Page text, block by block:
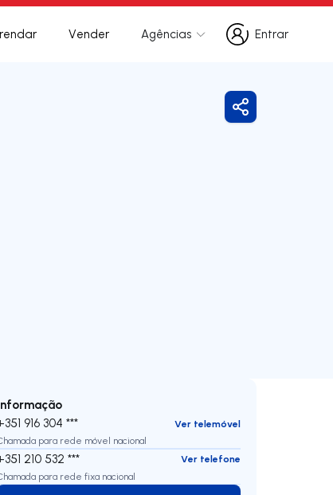
Vender Agências
Entrar
Entrar
Partilhar
916 304 ***
Ver telemóvel
para rede móvel nacional
210 532 ***
Ver telefone
para rede fixa nacional